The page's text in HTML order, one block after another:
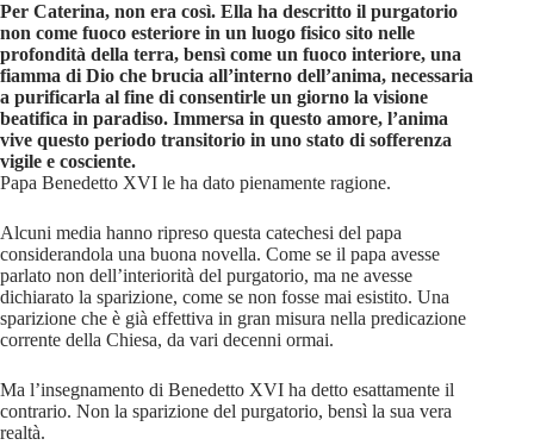
Per Caterina, non era così. Ella ha descritto il purgatorio
non come fuoco esteriore in un luogo fisico sito nelle
profondità della terra, bensì come un fuoco interiore, una
fiamma di Dio che brucia all’interno dell’anima, necessaria
a purificarla al fine di consentirle un giorno la visione
beatifica in paradiso. Immersa in questo amore, l’anima
vive questo periodo transitorio in uno stato di sofferenza
vigile e cosciente.
Papa Benedetto XVI le ha dato pienamente ragione.
Alcuni media hanno ripreso questa catechesi del papa
considerandola una buona novella. Come se il papa avesse
parlato non dell’interiorità del purgatorio, ma ne avesse
dichiarato la sparizione, come se non fosse mai esistito. Una
sparizione che è già effettiva in gran misura nella predicazione
corrente della Chiesa, da vari decenni ormai.
Ma l’insegnamento di Benedetto XVI ha detto esattamente il
contrario. Non la sparizione del purgatorio, bensì la sua vera
realtà.